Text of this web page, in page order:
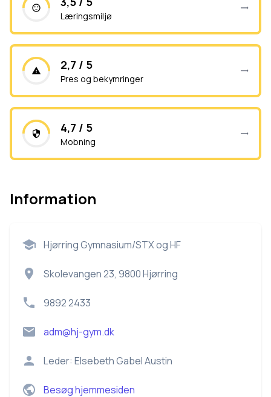
Læringsmiljø
2,7 / 5
Pres og bekymringer
4,7 / 5
Mobning
Information
Hjørring Gymnasium/STX og HF
Skolevangen 23, 9800 Hjørring
9892 2433
adm@hj-gym.dk
Leder: Elsebeth Gabel Austin
Besøg hjemmesiden